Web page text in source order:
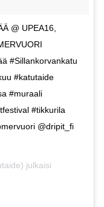
@ UPEA16,
#Sillankorvankatu
#katutaide
#muraali
#tikkurila
@dripit_fi
julkaisi